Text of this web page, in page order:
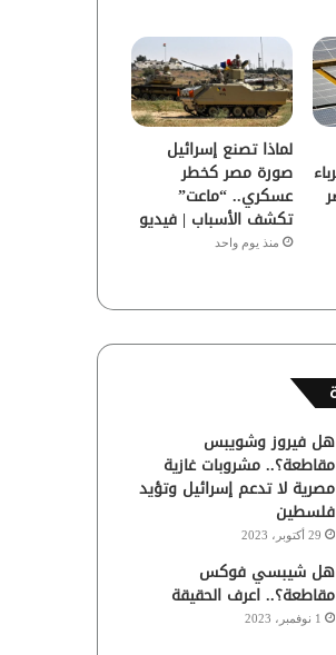
لماذا تصنع إسرائيل
صورة مصر كخطر
عسكري.. “ماعت”
تكشف الأسباب | فيديو
منذ يوم واحد
هل فيروز وشويبس
مقاطعة؟.. مشروبات غازية
مصرية لا تدعم إسرائيل وتؤيد
فلسطين
29 أكتوبر، 2023
هل شيبسي فوكس
مقاطعة؟.. اعرف الحقيقة
1 نوفمبر، 2023